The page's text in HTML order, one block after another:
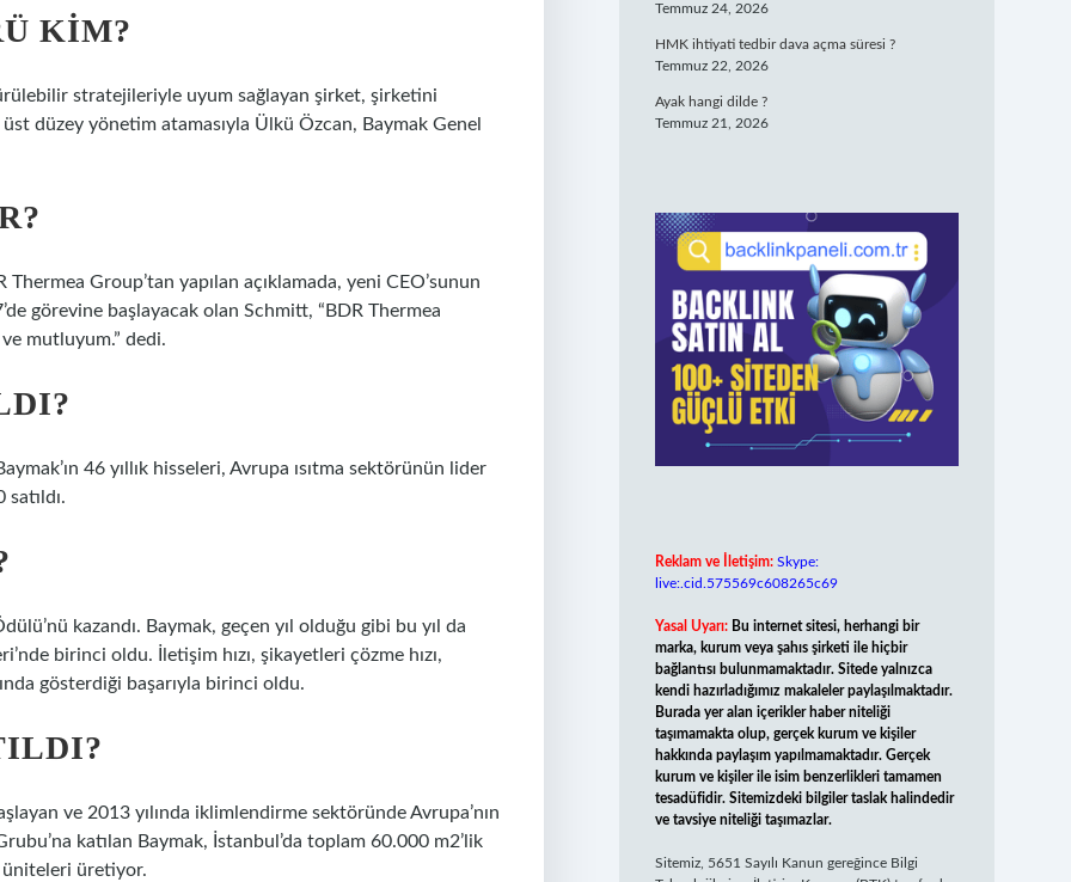
KIM?
stratejileriyle uyum sağlayan şirket, şirketini
düzey yönetim atamasıyla Ülkü Özcan, Baymak Genel
Thermea Group’tan yapılan açıklamada, yeni CEO’sunun
görevine başlayacak olan Schmitt, “BDR Thermea
mutluyum.” dedi.
46 yıllık hisseleri, Avrupa ısıtma sektörünün lider
kazandı. Baymak, geçen yıl olduğu gibi bu yıl da
birinci oldu. İletişim hızı, şikayetleri çözme hızı,
gösterdiği başarıyla birinci oldu.
ve 2013 yılında iklimlendirme sektöründe Avrupa’nın
katılan Baymak, İstanbul’da toplam 60.000 m2’lik
üniteleri üretiyor.
Temmuz 24, 2026
HMK ihtiyati tedbir dava açma süresi ?
Temmuz 22, 2026
Ayak hangi dilde ?
Temmuz 21, 2026
Reklam ve İletişim: Skype:
live:.cid.575569c608265c69
Yasal Uyarı: Bu internet sitesi, herhangi bir
marka, kurum veya şahıs şirketi ile hiçbir
bağlantısı bulunmamaktadır. Sitede yalnızca
kendi hazırladığımız makaleler paylaşılmaktadır.
Burada yer alan içerikler haber niteliği
taşımamakta olup, gerçek kurum ve kişiler
hakkında paylaşım yapılmamaktadır. Gerçek
kurum ve kişiler ile isim benzerlikleri tamamen
tesadüfidir. Sitemizdeki bilgiler taslak halindedir
ve tavsiye niteliği taşımazlar.
Sitemiz, 5651 Sayılı Kanun gereğince Bilgi